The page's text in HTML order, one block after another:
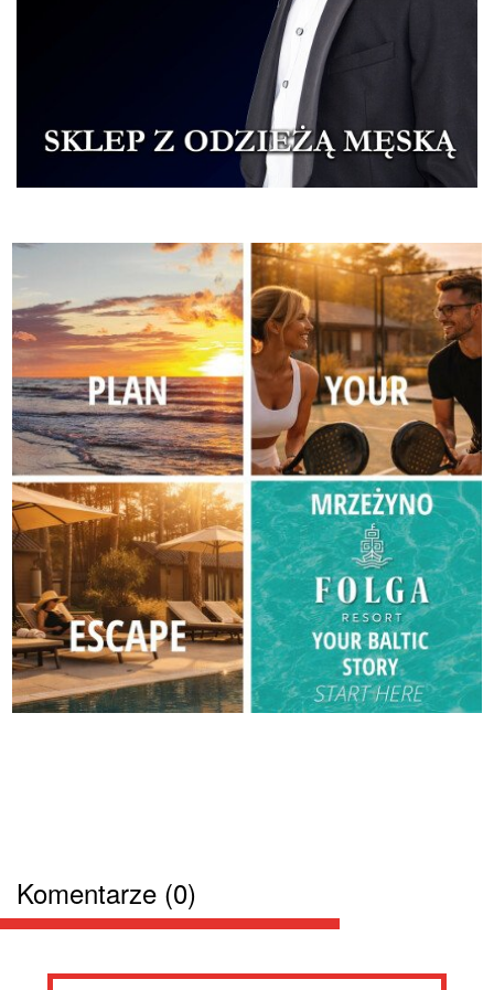
Komentarze (0)